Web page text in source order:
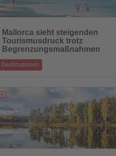
Sie
die
Nachrichten
Mallorca sieht steigenden
Tourismusdruck trotz
Begrenzungsmaßnahmen
Destinationen
entlasten und Infrastruktur schützen
03.06.2026